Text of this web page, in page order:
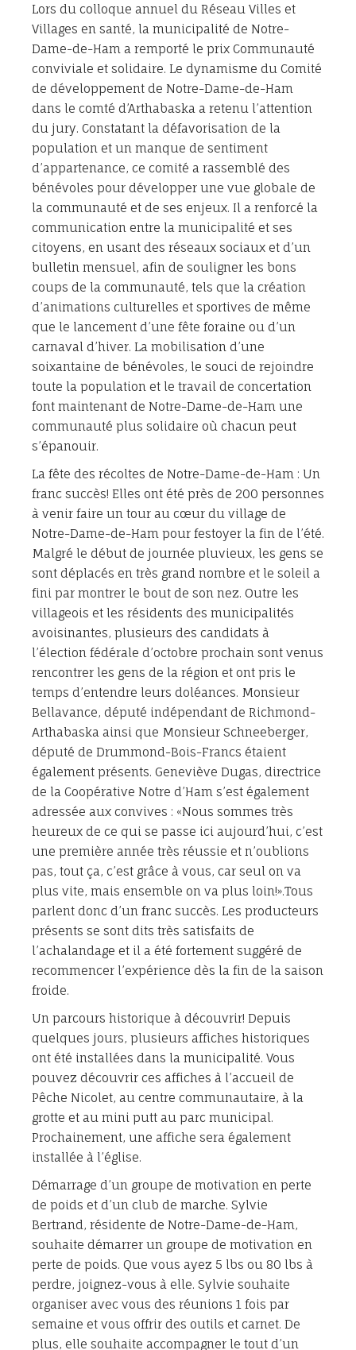
Lors du colloque annuel du Réseau Villes et
Villages en santé, la municipalité de Notre-
Dame-de-Ham a remporté le prix Communauté
conviviale et solidaire. Le dynamisme du Comité
de développement de Notre-Dame-de-Ham
dans le comté d’Arthabaska a retenu l’attention
du jury. Constatant la défavorisation de la
population et un manque de sentiment
d’appartenance, ce comité a rassemblé des
bénévoles pour développer une vue globale de
la communauté et de ses enjeux. Il a renforcé la
communication entre la municipalité et ses
citoyens, en usant des réseaux sociaux et d’un
bulletin mensuel, afin de souligner les bons
coups de la communauté, tels que la création
d’animations culturelles et sportives de même
que le lancement d’une fête foraine ou d’un
carnaval d’hiver. La mobilisation d’une
soixantaine de bénévoles, le souci de rejoindre
toute la population et le travail de concertation
font maintenant de Notre-Dame-de-Ham une
communauté plus solidaire où chacun peut
s’épanouir.
La fête des récoltes de Notre-Dame-de-Ham : Un
franc succès! Elles ont été près de 200 personnes
à venir faire un tour au cœur du village de
Notre-Dame-de-Ham pour festoyer la fin de l’été.
Malgré le début de journée pluvieux, les gens se
sont déplacés en très grand nombre et le soleil a
fini par montrer le bout de son nez. Outre les
villageois et les résidents des municipalités
avoisinantes, plusieurs des candidats à
l’élection fédérale d’octobre prochain sont venus
rencontrer les gens de la région et ont pris le
temps d’entendre leurs doléances. Monsieur
Bellavance, député indépendant de Richmond-
Arthabaska ainsi que Monsieur Schneeberger,
député de Drummond-Bois-Francs étaient
également présents. Geneviève Dugas, directrice
de la Coopérative Notre d’Ham s’est également
adressée aux convives : «Nous sommes très
heureux de ce qui se passe ici aujourd’hui, c’est
une première année très réussie et n’oublions
pas, tout ça, c’est grâce à vous, car seul on va
plus vite, mais ensemble on va plus loin!».Tous
parlent donc d’un franc succès. Les producteurs
présents se sont dits très satisfaits de
l’achalandage et il a été fortement suggéré de
recommencer l’expérience dès la fin de la saison
froide.
Un parcours historique à découvrir! Depuis
quelques jours, plusieurs affiches historiques
ont été installées dans la municipalité. Vous
pouvez découvrir ces affiches à l’accueil de
Pêche Nicolet, au centre communautaire, à la
grotte et au mini putt au parc municipal.
Prochainement, une affiche sera également
installée à l’église.
Démarrage d’un groupe de motivation en perte
de poids et d’un club de marche. Sylvie
Bertrand, résidente de Notre-Dame-de-Ham,
souhaite démarrer un groupe de motivation en
perte de poids. Que vous ayez 5 lbs ou 80 lbs à
perdre, joignez-vous à elle. Sylvie souhaite
organiser avec vous des réunions 1 fois par
semaine et vous offrir des outils et carnet. De
plus, elle souhaite accompagner le tout d’un